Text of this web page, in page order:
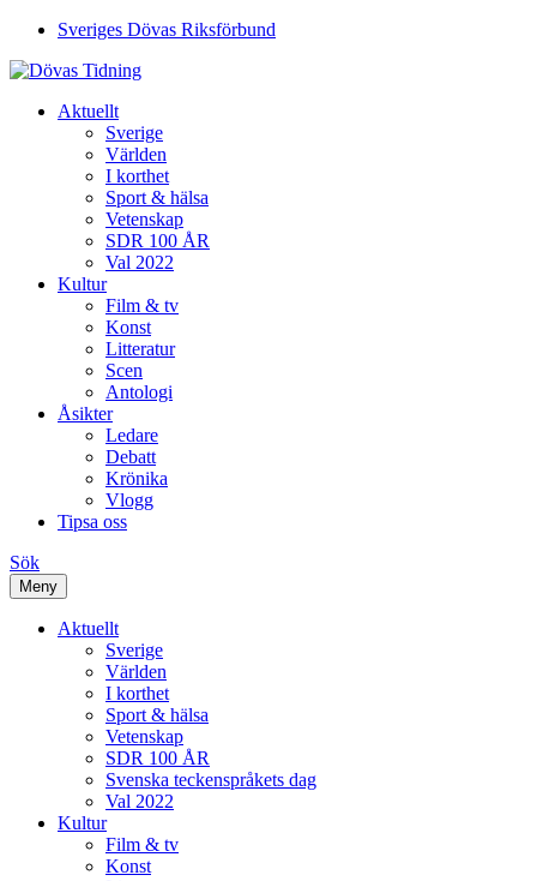
Sveriges Dövas Riksförbund
Aktuellt
Sverige
Världen
I korthet
Sport & hälsa
Vetenskap
SDR 100 ÅR
Val 2022
Kultur
Film & tv
Konst
Litteratur
Scen
Antologi
Åsikter
Ledare
Debatt
Krönika
Vlogg
Tipsa oss
Sök
Meny
Aktuellt
Sverige
Världen
I korthet
Sport & hälsa
Vetenskap
SDR 100 ÅR
Svenska teckenspråkets dag
Val 2022
Kultur
Film & tv
Konst